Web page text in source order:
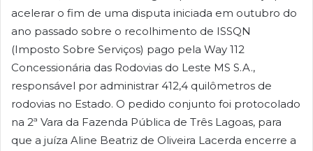
acelerar o fim de uma disputa iniciada em outubro do
ano passado sobre o recolhimento de ISSQN
(Imposto Sobre Serviços) pago pela Way 112
Concessionária das Rodovias do Leste MS S.A.,
responsável por administrar 412,4 quilômetros de
rodovias no Estado. O pedido conjunto foi protocolado
na 2ª Vara da Fazenda Pública de Três Lagoas, para
que a juíza Aline Beatriz de Oliveira Lacerda encerre a